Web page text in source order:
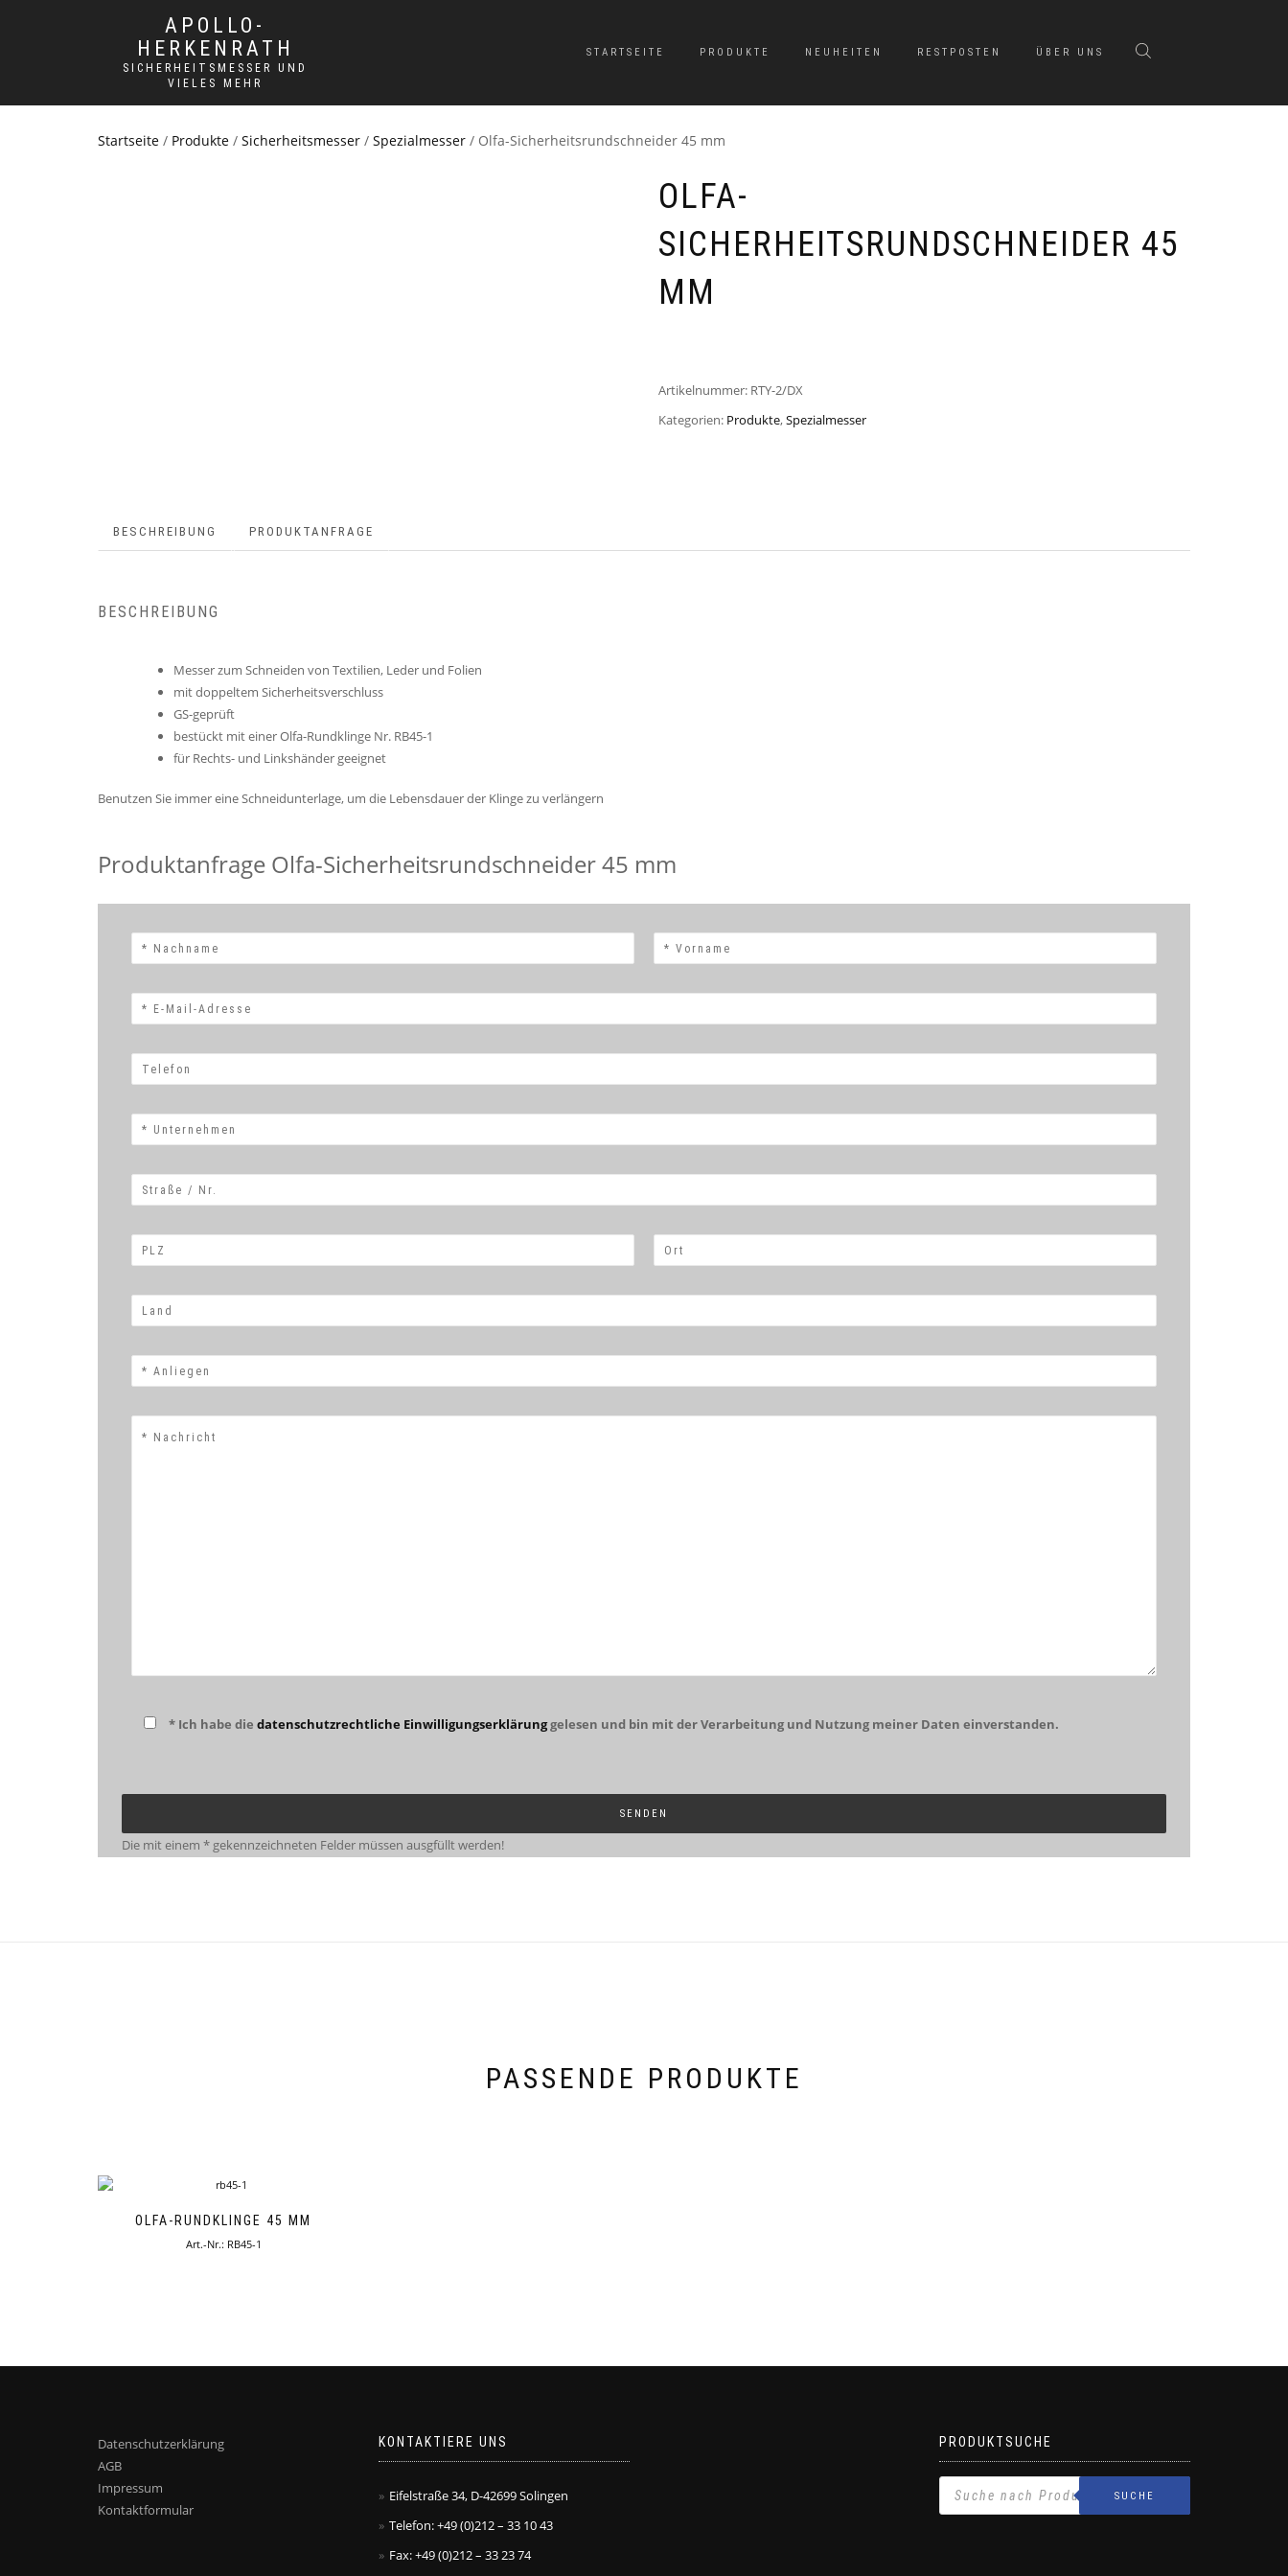
APOLLO-
HERKENRATH
SICHERHEITSMESSER UND
VIELES MEHR
STARTSEITE PRODUKTE NEUHEITEN RESTPOSTEN ÜBER UNS
Startseite / Produkte / Sicherheitsmesser / Spezialmesser / Olfa-Sicherheitsrundschneider 45 mm
OLFA-
SICHERHEITSRUNDSCHNEIDER 45
MM
Artikelnummer: RTY-2/DX
Kategorien: Produkte,Spezialmesser
BESCHREIBUNG PRODUKTANFRAGE
BESCHREIBUNG
Messer zum Schneiden von Textilien, Leder und Folien
mit doppeltem Sicherheitsverschluss
GS-geprüft
bestückt mit einer Olfa-Rundklinge Nr. RB45-1
für Rechts- und Linkshänder geeignet
Benutzen Sie immer eine Schneidunterlage, um die Lebensdauer der Klinge zu verlängern
Produktanfrage Olfa-Sicherheitsrundschneider 45 mm
* Ich habe die datenschutzrechtliche Einwilligungserklärunggelesen und bin mit der Verarbeitung und Nutzung meiner Daten einverstanden.
Die mit einem * gekennzeichneten Felder müssen ausgfüllt werden!
PASSENDE PRODUKTE
OLFA-RUNDKLINGE 45 MM
Art.-Nr.: RB45-1
Datenschutzerklärung
AGB
Impressum
Kontaktformular
KONTAKTIERE UNS
Eifelstraße 34, D-42699 Solingen
Telefon: +49 (0)212 – 33 10 43
Fax: +49 (0)212 – 33 23 74
PRODUKTSUCHE
SUCHE